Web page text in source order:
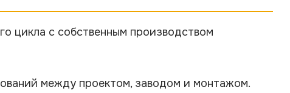
цикла с собственным производством
между проектом, заводом и монтажом.